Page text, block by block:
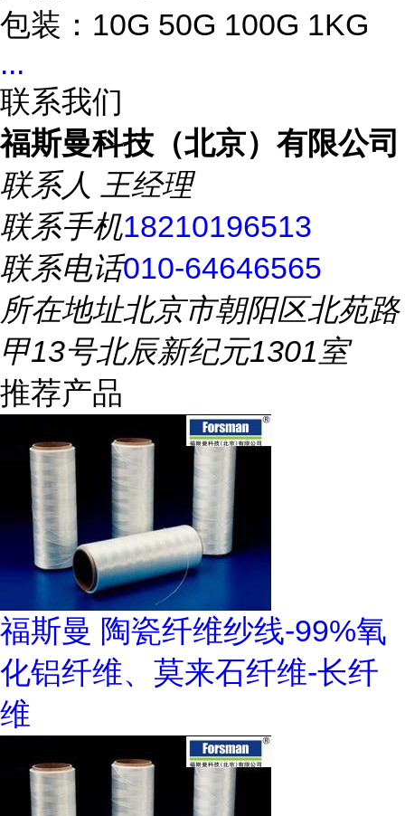
包装：10G 50G 100G 1KG
...
联系我们
福斯曼科技（北京）有限公司
联系人 王经理
联系手机18210196513
联系电话010-64646565
所在地址北京市朝阳区北苑路
甲13号北辰新纪元1301室
推荐产品
福斯曼 陶瓷纤维纱线-99%氧
化铝纤维、莫来石纤维-长纤
维